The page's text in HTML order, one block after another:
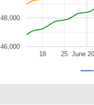
June
18 25
46,000
48,000